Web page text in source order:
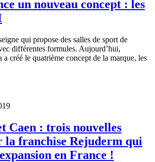
un nouveau concept : les
qui propose des salles de sport de
différentes formules. Aujourd’hui,
créé le quatrième concept de la marque, les
Caen : trois nouvelles
la franchise Rejuderm qui
en France !